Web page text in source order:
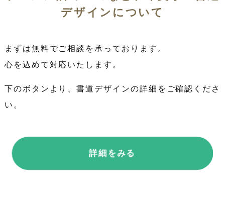
デザインについて
まずは無料でご相談を承っております。
心を込めて対応いたします。
下のボタンより、書道デザインの詳細をご確認くださ
い。
詳細をみる